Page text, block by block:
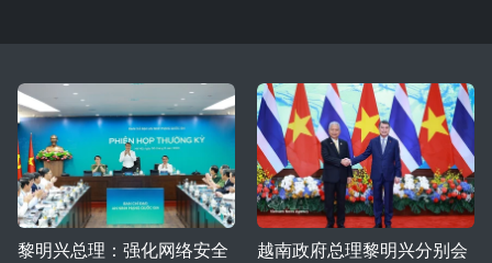
黎明兴总理：强化网络安全
越南政府总理黎明兴分别会